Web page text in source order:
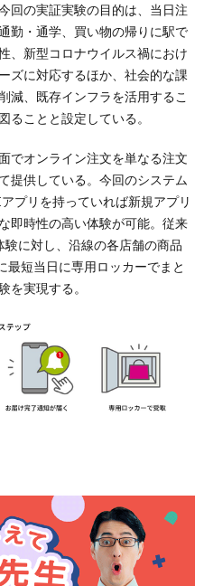
回の実証実験の目的は、当日注
勤・通学、買い物の帰りに駅で
、新型コロナウイルス禍におけ
ズに対応するほか、社会的な課
減、既存インフラを活用するこ
ることと設定している。
でオンライン注文を単なる注文
提供している。今回のシステム
プリを持っていれば新規アプリ
即時性の高い体験が可能。従来
に対し、沿線の各店舗の商品
最短当日に専用ロッカーでまと
を実現する。